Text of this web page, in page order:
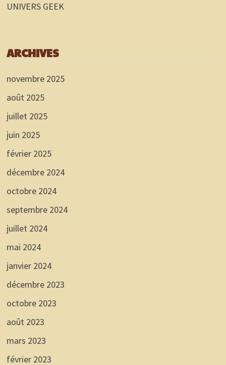
UNIVERS GEEK
ARCHIVES
novembre 2025
août 2025
juillet 2025
juin 2025
février 2025
décembre 2024
octobre 2024
septembre 2024
juillet 2024
mai 2024
janvier 2024
décembre 2023
octobre 2023
août 2023
mars 2023
février 2023